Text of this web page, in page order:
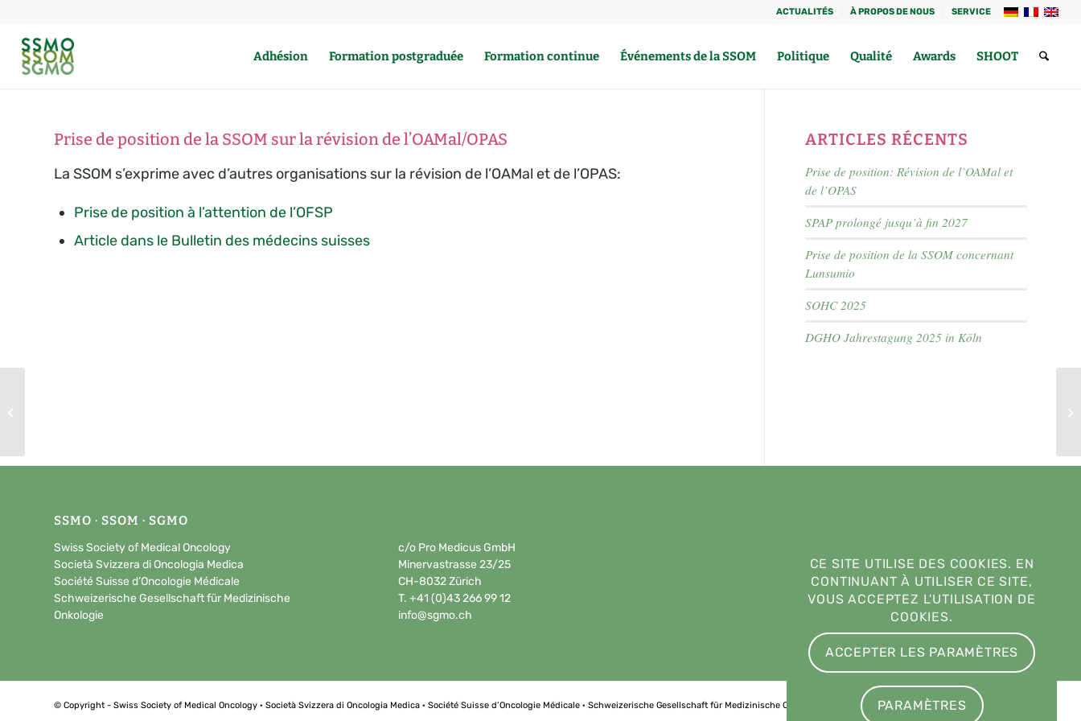
ACTUALITÉS À PROPOS DE NOUS SERVICE
Adhésion Formation postgraduée Formation continue Événements de la SSOM Politique Qualité Awards SHOOT
Prise de position de la SSOM sur la révision de l’OAMal/OPAS
La SSOM s’exprime avec d’autres organisations sur la révision de l’OAMal et de l’OPAS:
Prise de position à l’attention de l’OFSP
Article dans le Bulletin des médecins suisses
ARTICLES RÉCENTS
Prise de position: Révision de l’OAMal et
de l’OPAS
SPAP prolongé jusqu’à fin 2027
Prise de position de la SSOM concernant
Lunsumio
SOHC 2025
DGHO Jahrestagung 2025 in Köln
SSMO · SSOM · SGMO
Swiss Society of Medical Oncology
Società Svizzera di Oncologia Medica
Société Suisse d’Oncologie Médicale
Schweizerische Gesellschaft für Medizinische
Onkologie
c/o Pro Medicus GmbH
Minervastrasse 23/25
CH-8032 Zürich
T. +41 (0)43 266 99 12
info@sgmo.ch
© Copyright - Swiss Society of Medical Oncology · Società Svizzera di Oncologia Medica · Société Suisse d’Oncologie Médicale · Schweizerische Gesellschaft für Medizinische Onkologie
CE SITE UTILISE DES COOKIES. EN
CONTINUANT À UTILISER CE SITE,
VOUS ACCEPTEZ L'UTILISATION DE
COOKIES.
ACCEPTER LES PARAMÈTRES
PARAMÈTRES